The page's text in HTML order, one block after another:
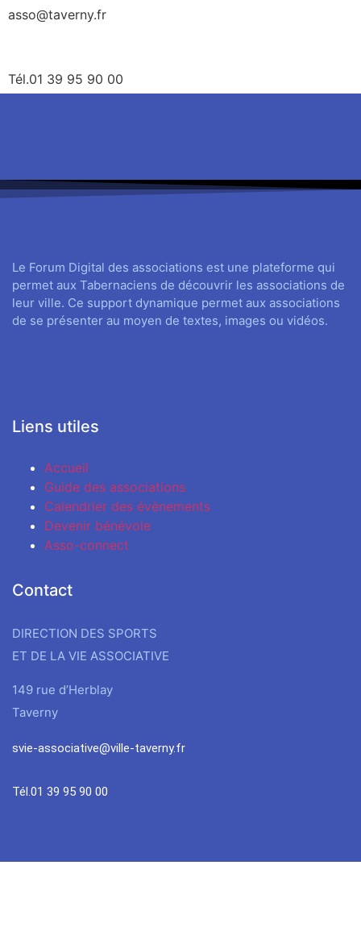
asso@taverny.fr
Tél.01 39 95 90 00
Le Forum Digital des associations est une plateforme qui
permet aux Tabernaciens de découvrir les associations de
leur ville. Ce support dynamique permet aux associations
de se présenter au moyen de textes, images ou vidéos.
Liens utiles
Accueil
Guide des associations
Calendrier des évènements
Devenir bénévole
Asso-connect
Contact
DIRECTION DES SPORTS
ET DE LA VIE ASSOCIATIVE
149 rue d’Herblay
Taverny
svie-associative@ville-taverny.fr
Tél.01 39 95 90 00